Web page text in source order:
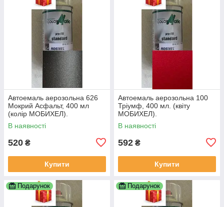
Автоемаль аерозольна 626
Мокрий Асфальт, 400 мл
(колір МОБИХЕЛ).
В наявності
520 ₴
Купити
Автоемаль аерозольна 100
Тріумф, 400 мл. (квіту
МОБИХЕЛ).
В наявності
592 ₴
Купити
Подарунок Подарунок